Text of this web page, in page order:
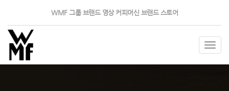
WMF 그룹 브랜드 영상 커피머신 브랜드 스토어